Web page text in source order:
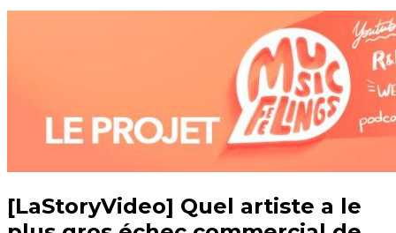
[LaStoryVideo] Quel artiste a le